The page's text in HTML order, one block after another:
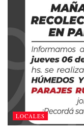
LOCALES